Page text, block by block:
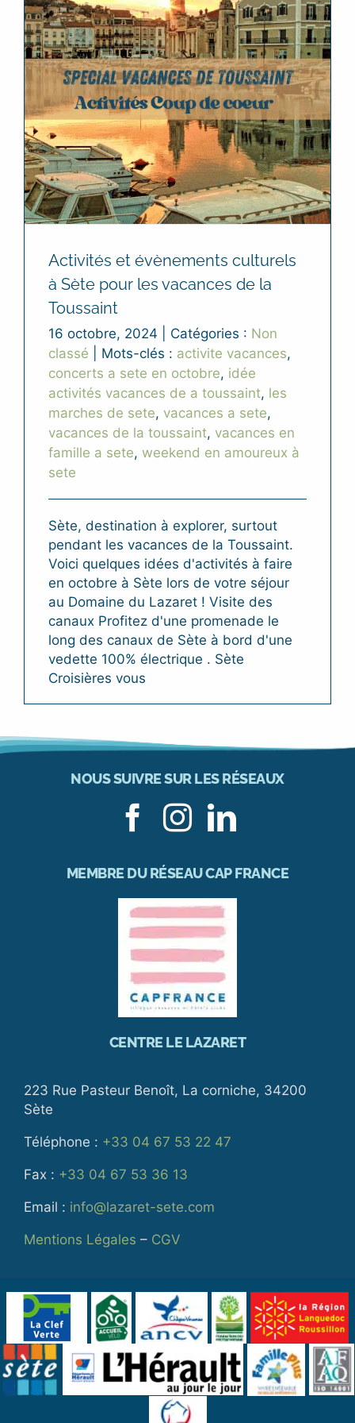
Activités et évènements culturels
à Sète pour les vacances de la
Toussaint
16 octobre, 2024 Catégories : Non
classé
Mots-clés : activite vacances,
concerts a sete en octobre, idée
activités vacances de a toussaint, les
marches de sete, vacances a sete,
vacances de la toussaint, vacances en
famille a sete, weekend en amoureux à
sete
Sète, destination à explorer, surtout
pendant les vacances de la Toussaint.
Voici quelques idées d'activités à faire
en octobre à Sète lors de votre séjour
au Domaine du Lazaret ! Visite des
canaux Profitez d'une promenade le
long des canaux de Sète à bord d'une
vedette 100% électrique . Sète
Croisières vous
NOUS SUIVRE SUR LES RÉSEAUX
MEMBRE DU RÉSEAU CAP FRANCE
CENTRE LE LAZARET
223 Rue Pasteur Benoît, La corniche, 34200
Sète
Téléphone : +33 04 67 53 22 47
Fax : +33 04 67 53 36 13
Email : info@lazaret-sete.com
Mentions Légales – CGV